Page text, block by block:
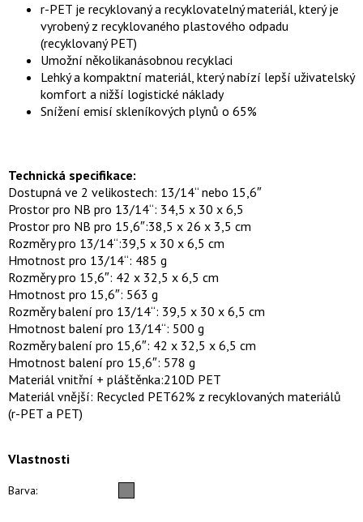
r-PET je recyklovaný a recyklovatelný materiál, který je
vyrobený z recyklovaného plastového odpadu
(recyklovaný PET)
Umožní několikanásobnou recyklaci
Lehký a kompaktní materiál, který nabízí lepší uživatelský
komfort a nižší logistické náklady
Snížení emisí skleníkových plynů o 65%
Technická specifikace:
Dostupná ve 2 velikostech: 13/14“ nebo 15,6″
Prostor pro NB pro 13/14“: 34,5 x 30 x 6,5
Prostor pro NB pro 15,6″:38,5 x 26 x 3,5 cm
Rozměry pro 13/14“:39,5 x 30 x 6,5 cm
Hmotnost pro 13/14“: 485 g
Rozměry pro 15,6″: 42 x 32,5 x 6,5 cm
Hmotnost pro 15,6″: 563 g
Rozměry balení pro 13/14“: 39,5 x 30 x 6,5 cm
Hmotnost balení pro 13/14“: 500 g
Rozměry balení pro 15,6″: 42 x 32,5 x 6,5 cm
Hmotnost balení pro 15,6″: 578 g
Materiál vnitřní + pláštěnka:210D PET
Materiál vnější: Recycled PET62% z recyklovaných materiálů
(r-PET a PET)
Vlastnosti
Barva: